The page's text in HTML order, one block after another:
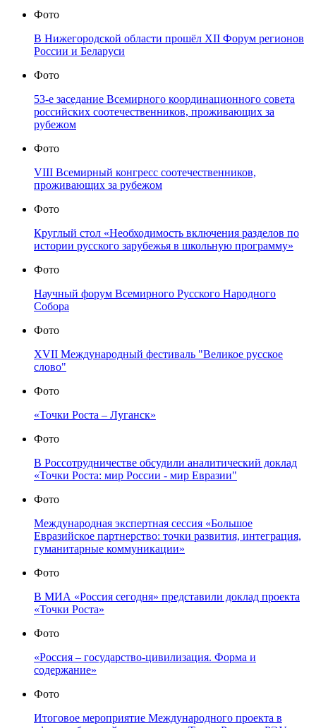
Фото
В Нижегородской области прошёл XII Форум регионов
России и Беларуси
Фото
53-е заседание Всемирного координационного совета
российских соотечественников, проживающих за
рубежом
Фото
VIII Всемирный конгресс соотечественников,
проживающих за рубежом
Фото
Круглый стол «Необходимость включения разделов по
истории русского зарубежья в школьную программу»
Фото
Научный форум Всемирного Русского Народного
Собора
Фото
XVII Международный фестиваль "Великое русское
слово"
Фото
«Точки Роста – Луганск»
Фото
В Россотрудничестве обсудили аналитический доклад
«Точки Роста: мир России - мир Евразии"
Фото
Международная экспертная сессия «Большое
Евразийское партнерство: точки развития, интеграция,
гуманитарные коммуникации»
Фото
В МИА «Россия сегодня» представили доклад проекта
«Точки Роста»
Фото
«Россия – государство-цивилизация. Форма и
содержание»
Фото
Итоговое мероприятие Международного проекта в